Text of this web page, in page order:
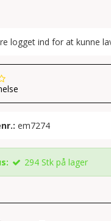
logget ind for at kunne
em7274
294 Stk på lager